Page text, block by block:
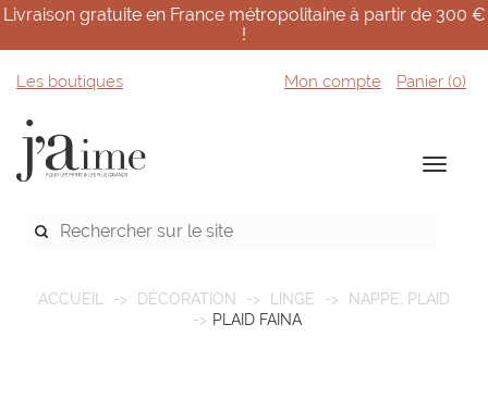
Livraison gratuite en France métropolitaine à partir de 300 €
!
Les boutiques Mon compte Panier (0)
ACCUEIL DÉCORATION LINGE
NAPPE, PLAID
PLAID FAINA